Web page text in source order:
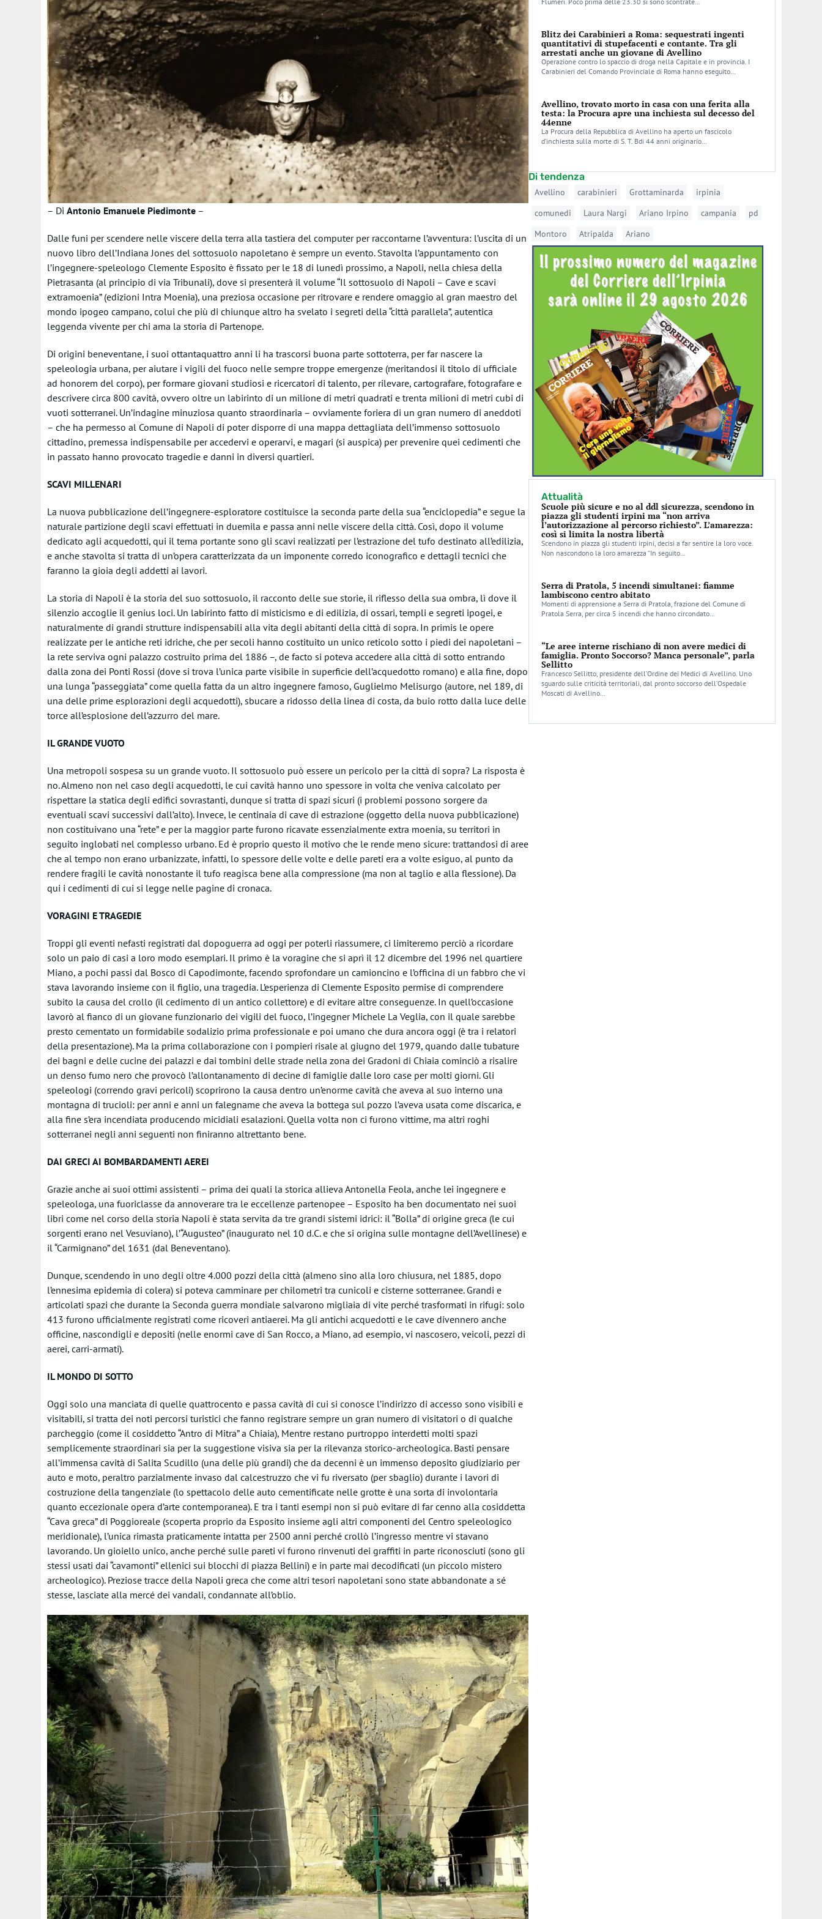
– Di Antonio Emanuele Piedimonte–
Dalle funi per scendere nelle viscere della terra alla tastiera del computer per raccontarne l’avventura: l’uscita di un
nuovo libro dell’Indiana Jones del sottosuolo napoletano è sempre un evento. Stavolta l’appuntamento con
l’ingegnere-speleologo Clemente Esposito è fissato per le 18 di lunedì prossimo, a Napoli, nella chiesa della
Pietrasanta (al principio di via Tribunali), dove si presenterà il volume “Il sottosuolo di Napoli – Cave e scavi
extramoenia” (edizioni Intra Moenia), una preziosa occasione per ritrovare e rendere omaggio al gran maestro del
mondo ipogeo campano, colui che più di chiunque altro ha svelato i segreti della “città parallela”, autentica
leggenda vivente per chi ama la storia di Partenope.
Di origini beneventane, i suoi ottantaquattro anni li ha trascorsi buona parte sottoterra, per far nascere la
speleologia urbana, per aiutare i vigili del fuoco nelle sempre troppe emergenze (meritandosi il titolo di ufficiale
ad honorem del corpo), per formare giovani studiosi e ricercatori di talento, per rilevare, cartografare, fotografare e
descrivere circa 800 cavità, ovvero oltre un labirinto di un milione di metri quadrati e trenta milioni di metri cubi di
vuoti sotterranei. Un’indagine minuziosa quanto straordinaria – ovviamente foriera di un gran numero di aneddoti
– che ha permesso al Comune di Napoli di poter disporre di una mappa dettagliata dell’immenso sottosuolo
cittadino, premessa indispensabile per accedervi e operarvi, e magari (si auspica) per prevenire quei cedimenti che
in passato hanno provocato tragedie e danni in diversi quartieri.
SCAVI MILLENARI
La nuova pubblicazione dell’ingegnere-esploratore costituisce la seconda parte della sua “enciclopedia” e segue la
naturale partizione degli scavi effettuati in duemila e passa anni nelle viscere della città. Così, dopo il volume
dedicato agli acquedotti, qui il tema portante sono gli scavi realizzati per l’estrazione del tufo destinato all’edilizia,
e anche stavolta si tratta di un’opera caratterizzata da un imponente corredo iconografico e dettagli tecnici che
faranno la gioia degli addetti ai lavori.
La storia di Napoli è la storia del suo sottosuolo, il racconto delle sue storie, il riflesso della sua ombra, lì dove il
silenzio accoglie il genius loci. Un labirinto fatto di misticismo e di edilizia, di ossari, templi e segreti ipogei, e
naturalmente di grandi strutture indispensabili alla vita degli abitanti della città di sopra. In primis le opere
realizzate per le antiche reti idriche, che per secoli hanno costituito un unico reticolo sotto i piedi dei napoletani –
la rete serviva ogni palazzo costruito prima del 1886 –, de facto si poteva accedere alla città di sotto entrando
dalla zona dei Ponti Rossi (dove si trova l’unica parte visibile in superficie dell’acquedotto romano) e alla fine, dopo
una lunga “passeggiata” come quella fatta da un altro ingegnere famoso, Guglielmo Melisurgo (autore, nel 189, di
una delle prime esplorazioni degli acquedotti), sbucare a ridosso della linea di costa, da buio rotto dalla luce delle
torce all’esplosione dell’azzurro del mare.
IL GRANDE VUOTO
Una metropoli sospesa su un grande vuoto. Il sottosuolo può essere un pericolo per la città di sopra? La risposta è
no. Almeno non nel caso degli acquedotti, le cui cavità hanno uno spessore in volta che veniva calcolato per
rispettare la statica degli edifici sovrastanti, dunque si tratta di spazi sicuri (i problemi possono sorgere da
eventuali scavi successivi dall’alto). Invece, le centinaia di cave di estrazione (oggetto della nuova pubblicazione)
non costituivano una “rete” e per la maggior parte furono ricavate essenzialmente extra moenia, su territori in
seguito inglobati nel complesso urbano. Ed è proprio questo il motivo che le rende meno sicure: trattandosi di aree
che al tempo non erano urbanizzate, infatti, lo spessore delle volte e delle pareti era a volte esiguo, al punto da
rendere fragili le cavità nonostante il tufo reagisca bene alla compressione (ma non al taglio e alla flessione). Da
qui i cedimenti di cui si legge nelle pagine di cronaca.
VORAGINI E TRAGEDIE
Troppi gli eventi nefasti registrati dal dopoguerra ad oggi per poterli riassumere, ci limiteremo perciò a ricordare
solo un paio di casi a loro modo esemplari. Il primo è la voragine che si aprì il 12 dicembre del 1996 nel quartiere
Miano, a pochi passi dal Bosco di Capodimonte, facendo sprofondare un camioncino e l’officina di un fabbro che vi
stava lavorando insieme con il figlio, una tragedia. L’esperienza di Clemente Esposito permise di comprendere
subito la causa del crollo (il cedimento di un antico collettore) e di evitare altre conseguenze. In quell’occasione
lavorò al fianco di un giovane funzionario dei vigili del fuoco, l’ingegner Michele La Veglia, con il quale sarebbe
presto cementato un formidabile sodalizio prima professionale e poi umano che dura ancora oggi (è tra i relatori
della presentazione). Ma la prima collaborazione con i pompieri risale al giugno del 1979, quando dalle tubature
dei bagni e delle cucine dei palazzi e dai tombini delle strade nella zona dei Gradoni di Chiaia cominciò a risalire
un denso fumo nero che provocò l’allontanamento di decine di famiglie dalle loro case per molti giorni. Gli
speleologi (correndo gravi pericoli) scoprirono la causa dentro un’enorme cavità che aveva al suo interno una
montagna di trucioli: per anni e anni un falegname che aveva la bottega sul pozzo l’aveva usata come discarica, e
alla fine s’era incendiata producendo micidiali esalazioni. Quella volta non ci furono vittime, ma altri roghi
sotterranei negli anni seguenti non finiranno altrettanto bene.
DAI GRECI AI BOMBARDAMENTI AEREI
Grazie anche ai suoi ottimi assistenti – prima dei quali la storica allieva Antonella Feola, anche lei ingegnere e
speleologa, una fuoriclasse da annoverare tra le eccellenze partenopee – Esposito ha ben documentato nei suoi
libri come nel corso della storia Napoli è stata servita da tre grandi sistemi idrici: il “Bolla” di origine greca (le cui
sorgenti erano nel Vesuviano), l’“Augusteo” (inaugurato nel 10 d.C. e che si origina sulle montagne dell’Avellinese) e
il “Carmignano” del 1631 (dal Beneventano).
Dunque, scendendo in uno degli oltre 4.000 pozzi della città (almeno sino alla loro chiusura, nel 1885, dopo
l’ennesima epidemia di colera) si poteva camminare per chilometri tra cunicoli e cisterne sotterranee. Grandi e
articolati spazi che durante la Seconda guerra mondiale salvarono migliaia di vite perché trasformati in rifugi: solo
413 furono ufficialmente registrati come ricoveri antiaerei. Ma gli antichi acquedotti e le cave divennero anche
officine, nascondigli e depositi (nelle enormi cave di San Rocco, a Miano, ad esempio, vi nascosero, veicoli, pezzi di
aerei, carri-armati).
IL MONDO DI SOTTO
Oggi solo una manciata di quelle quattrocento e passa cavità di cui si conosce l’indirizzo di accesso sono visibili e
visitabili, si tratta dei noti percorsi turistici che fanno registrare sempre un gran numero di visitatori o di qualche
parcheggio (come il cosiddetto “Antro di Mitra” a Chiaia), Mentre restano purtroppo interdetti molti spazi
semplicemente straordinari sia per la suggestione visiva sia per la rilevanza storico-archeologica. Basti pensare
all’immensa cavità di Salita Scudillo (una delle più grandi) che da decenni è un immenso deposito giudiziario per
auto e moto, peraltro parzialmente invaso dal calcestruzzo che vi fu riversato (per sbaglio) durante i lavori di
costruzione della tangenziale (lo spettacolo delle auto cementificate nelle grotte è una sorta di involontaria
quanto eccezionale opera d’arte contemporanea). E tra i tanti esempi non si può evitare di far cenno alla cosiddetta
“Cava greca” di Poggioreale (scoperta proprio da Esposito insieme agli altri componenti del Centro speleologico
meridionale), l’unica rimasta praticamente intatta per 2500 anni perché crollò l’ingresso mentre vi stavano
lavorando. Un gioiello unico, anche perché sulle pareti vi furono rinvenuti dei graffiti in parte riconosciuti (sono gli
stessi usati dai “cavamonti” ellenici sui blocchi di piazza Bellini) e in parte mai decodificati (un piccolo mistero
archeologico). Preziose tracce della Napoli greca che come altri tesori napoletani sono state abbandonate a sé
stesse, lasciate alla mercé dei vandali, condannate all’oblio.
Blitz dei Carabinieri a Roma: sequestrati ingenti
quantitativi di stupefacenti e contante. Tra gli
arrestati anche un giovane di Avellino
Operazione contro lo spaccio di droga nella Capitale e in provincia. I
Carabinieri del Comando Provinciale di Roma hanno eseguito…
Avellino, trovato morto in casa con una ferita alla
testa: la Procura apre una inchiesta sul decesso del
44enne
La Procura della Repubblica di Avellino ha aperto un fascicolo
d’inchiesta sulla morte di S. T. Bdi 44 anni originario…
Di tendenza
Avellino carabinieri Grottaminarda
irpinia
comunedi
Laura Nargi Ariano Irpino campania
pd
Montoro
Atripalda Ariano
Attualità
Scuole più sicure e no al ddl sicurezza, scendono in
piazza gli studenti irpini ma “non arriva
l’autorizzazione al percorso richiesto”. L’amarezza:
così si limita la nostra libertà
Scendono in piazza gli studenti irpini, decisi a far sentire la loro voce.
Non nascondono la loro amarezza “In seguito…
Serra di Pratola, 5 incendi simultanei: fiamme
lambiscono centro abitato
Momenti di apprensione a Serra di Pratola, frazione del Comune di
Pratola Serra, per circa 5 incendi che hanno circondato…
“Le aree interne rischiano di non avere medici di
famiglia. Pronto Soccorso? Manca personale”, parla
Sellitto
Francesco Sellitto, presidente dell’Ordine dei Medici di Avellino. Uno
sguardo sulle criticità territoriali, dal pronto soccorso dell’Ospedale
Moscati di Avellino…